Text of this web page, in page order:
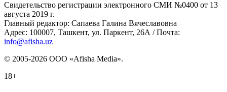
Свидетельство регистрации электронного СМИ №0400 от 13
августа 2019 г.
Главный редактор: Сапаева Галина Вячеславовна
Адрес: 100007, Ташкент, ул. Паркент, 26А / Почта:
info@afisha.uz
© 2005-2026 ООО «Afisha Media».
18+